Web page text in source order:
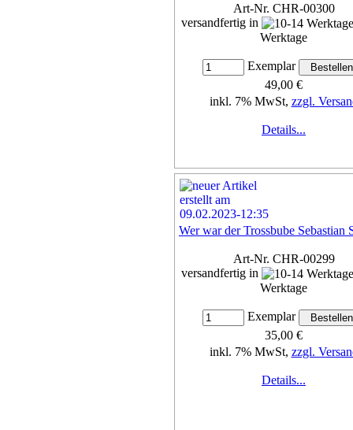
Art-Nr. CHR-00300
versandfertig in
Werktage
Exemplar
49,00 €
inkl. 7% MwSt, zzgl.
Details...
Wer war der Trossbube Sebastian
Art-Nr. CHR-00299
versandfertig in
Werktage
Exemplar
35,00 €
inkl. 7% MwSt, zzgl.
Details...